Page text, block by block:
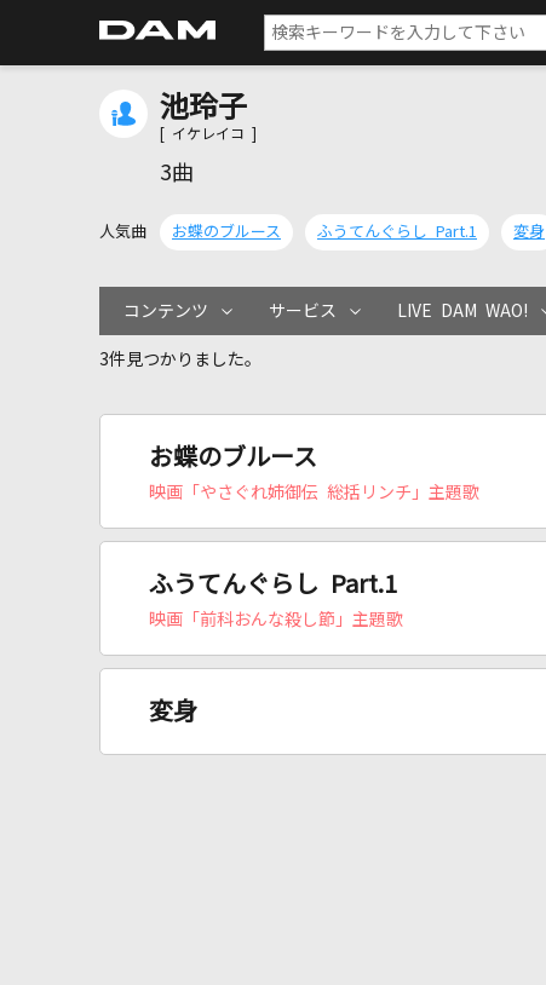
池玲子
[ イケレイコ ]
3曲
人気曲 お蝶のブルース ふうてんぐらし Part.1 変身
コンテンツ サービス LIVE DAM WAO!
3件見つかりました。
お蝶のブルース
映画「やさぐれ姉御伝 総括リンチ」主題歌
ふうてんぐらし Part.1
映画「前科おんな殺し節」主題歌
変身